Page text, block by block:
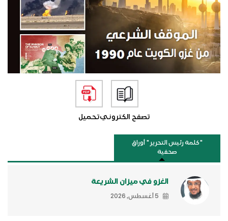
تصفح الكترونيتحميل
"كلمة رئيس التحرير " أوراق
صحفية
الغزو في ميزان الشريعة
5 أغسطس, 2026